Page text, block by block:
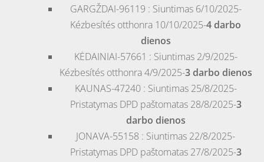
GARGŽDAI-96119 : Siuntimas 6/10/2025-
Kézbesítés otthonra 10/10/2025-4 darbo
dienos
KĖDAINIAI-57661 : Siuntimas 2/9/2025-
Kézbesítés otthonra 4/9/2025-3 darbo dienos
KAUNAS-47240 : Siuntimas 25/8/2025-
Pristatymas DPD paštomatas 28/8/2025-3
darbo dienos
JONAVA-55158 : Siuntimas 22/8/2025-
Pristatymas DPD paštomatas 27/8/2025-3